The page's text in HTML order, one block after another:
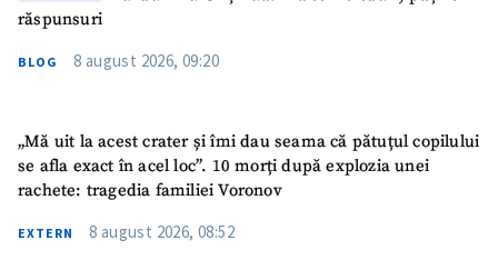
răspunsuri
BLOG 8 august 2026, 09:20
„Mă uit la acest crater și îmi dau seama că pătuțul copilului
se afla exact în acel loc”. 10 morți după explozia unei
rachete: tragedia familiei Voronov
EXTERN 8 august 2026, 08:52